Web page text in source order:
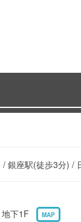
銀座駅(徒歩3分) /
地下1F
MAP